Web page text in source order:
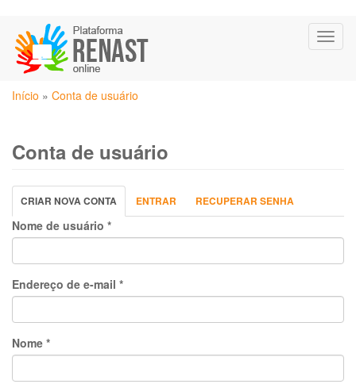
para
conteúdo
principal
Você
Início » Conta de usuário
Conta de usuário
Abas
primárias
CRIAR NOVA CONTA (ABA
ATIVA)
ENTRAR RECUPERAR SENHA
Nome de usuário *
Endereço de e-mail *
Nome *